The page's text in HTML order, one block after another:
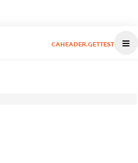
CAHEADER.GETTEST